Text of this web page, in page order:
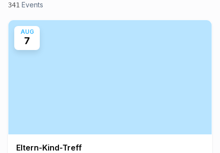
341 Events
AUG
7
Eltern-Kind-Treff